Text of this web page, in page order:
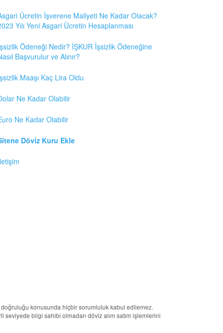
Ücretin İşverene Maliyeti Ne Kadar Olacak?
Yılı Yeni Asgari Ücretin Hesaplanması
Ödeneği Nedir? İŞKUR İşsizlik Ödeneğine
Başvurulur ve Alınır?
Maaşı Kaç Lira Oldu
Ne Kadar Olabilir
Ne Kadar Olabilir
Döviz Kuru Ekle
konusunda hiçbir sorumluluk kabul edilemez.
seviyede bilgi sahibi olmadan döviz alım satım işlemlerini